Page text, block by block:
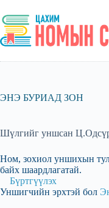
to
content
ЭНЭ БУРИАД ЗОН
Шүлгийг уншсан
Ном, зохиол уншихын
байх шаардлагатай.
Бүртгүүлэх
Уншигчийн эрхтэй бол